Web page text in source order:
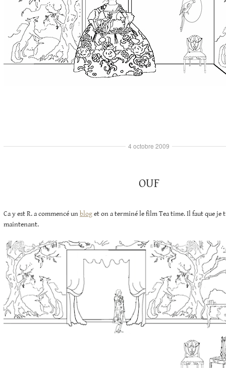
OUF
Ca y est R. a commencé un bloget on a terminé le film Tea time. Il faut que je
maintenant.
4 octobre 2009